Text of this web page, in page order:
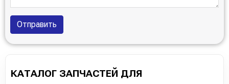
Отправить
КАТАЛОГ ЗАПЧАСТЕЙ ДЛЯ